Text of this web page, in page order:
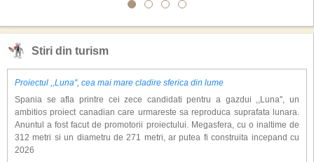
Stiri din turism
Proiectul ,,Luna'', cea mai mare cladire sferica din lume
Spania se afla printre cei zece candidati pentru a gazdui ,,Luna'', un
ambitios proiect canadian care urmareste sa reproduca suprafata lunara.
Anuntul a fost facut de promotorii proiectului. Megasfera, cu o inaltime de
312 metri si un diametru de 271 metri, ar putea fi construita incepand cu
2026